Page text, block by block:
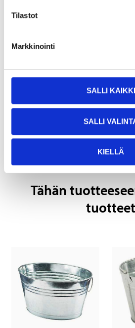
Tilastot
Markkinointi
SALLI KAIKKI
SALLI
KIELLÄ
455
Verkkokauppa
595
litraa
14-
Tähän
tuotteet